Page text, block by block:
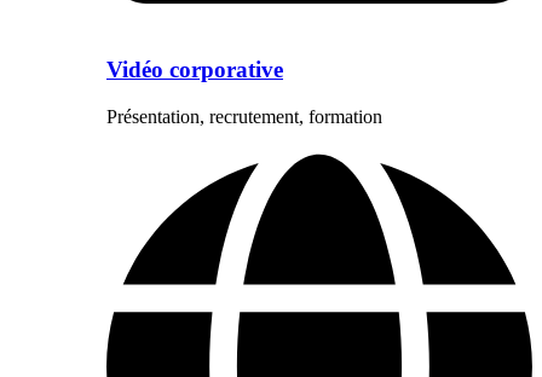
Vidéo corporative
Présentation, recrutement, formation